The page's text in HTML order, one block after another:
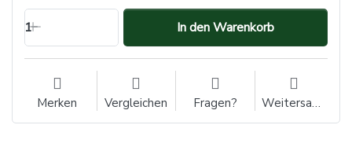
1 In den Warenkorb
Merken Vergleichen Fragen? Weitersagen